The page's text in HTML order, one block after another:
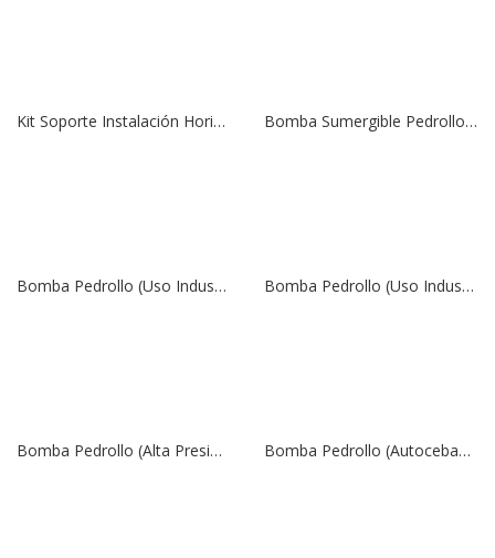
Kit Soporte Instalación Horizontal, Bomba Modelo UPm Bomba Sumergible Pedrollo (Aguas Limpias), Modelo DAVIS | 1 HP | 220 V | 6 Amp | 1″
Bomba Pedrollo (Uso Industrial), Modelo PV55 | 1/4″ x 1/4″ | 0,25 HP | 1,0 Amp | 0,18 Kw | 380 V Bomba Pedrollo (Uso Industrial), Modelo PVm55 | 1/4″ x 1/4″ | 0,25 HP | 1,6 Amp | 0,18 Kw | 220 V
Bomba Pedrollo (Alta Presión), Modelo PQ 3000 | 3/4″ x 3/4″ | 3,0 HP | 2,2 Kw | 380 V Bomba Pedrollo (Autocebante), Modelo PKSm80 | 1″ x 1″ | 1,0 HP | 5,2 Amp | 220 V